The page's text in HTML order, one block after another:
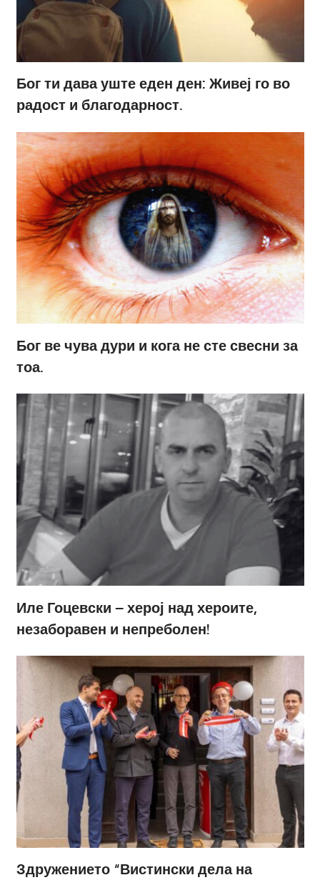
Бог ти дава уште еден ден: Живеј го во
радост и благодарност.
Бог ве чува дури и кога не сте свесни за
тоа.
Иле Гоцевски – херој над хероите,
незаборавен и непреболен!
Здружението “Вистински дела на